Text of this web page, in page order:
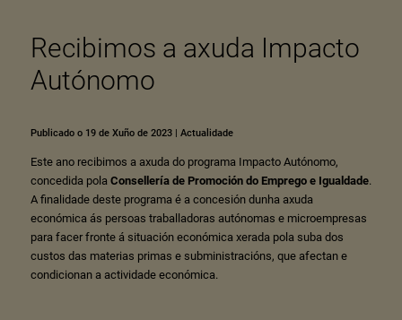
Recibimos a axuda Impacto
Autónomo
Publicado o 19 de Xuño de 2023| Actualidade
Este ano recibimos a axuda do programa Impacto Autónomo,
concedida pola Consellería de Promoción do Emprego e Igualdade.
A finalidade deste programa é a concesión dunha axuda
económica ás persoas traballadoras autónomas e microempresas
para facer fronte á situación económica xerada pola suba dos
custos das materias primas e subministracións, que afectan e
condicionan a actividade económica.